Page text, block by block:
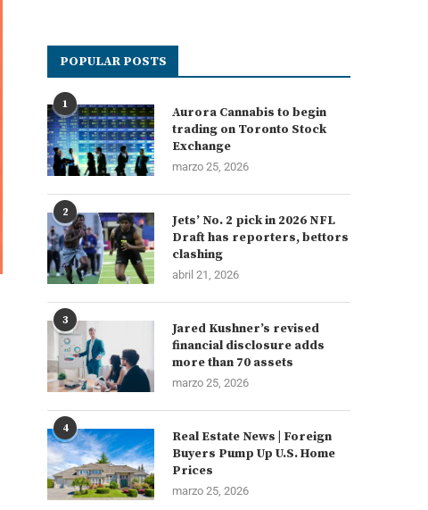
POPULAR POSTS
1
Aurora Cannabis to begin
trading on Toronto Stock
Exchange
marzo 25, 2026
2
Jets’ No. 2 pick in 2026 NFL
Draft has reporters, bettors
clashing
abril 21, 2026
3
Jared Kushner’s revised
financial disclosure adds
more than 70 assets
marzo 25, 2026
4
Real Estate News | Foreign
Buyers Pump Up U.S. Home
Prices
marzo 25, 2026